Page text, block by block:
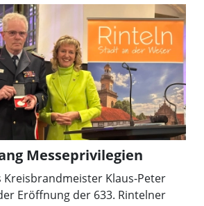
offiziell in sein neues Amt
Abend stand ganz im Zeichen
und der Würdigung
Verantwortung an der Spitze
im Landkreis
Messeprivilegien
Kreisbrandmeister Klaus-Peter
Eröffnung der 633. Rintelner